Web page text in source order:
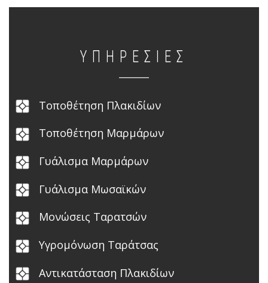
ΥΠΗΡΕΣΊΕΣ
Τοποθέτηση Πλακιδίων
Τοποθέτηση Μαρμάρων
Γυάλισμα Μαρμάρων
Γυάλισμα Μωσαϊκών
Μονώσεις Ταρατσών
Υγρομόνωση Ταράτσας
Αντικατάσταση Πλακιδίων